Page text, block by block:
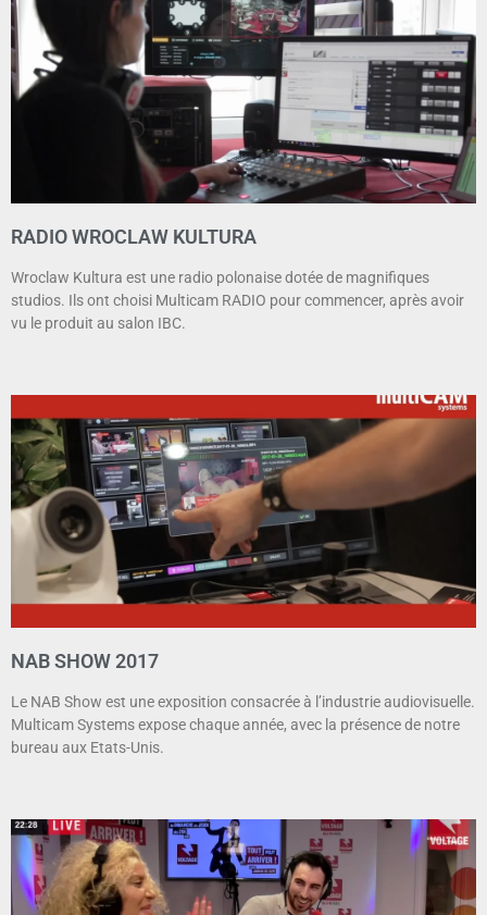
RADIO WROCLAW KULTURA
Wroclaw Kultura est une radio polonaise dotée de magnifiques
studios. Ils ont choisi Multicam RADIO pour commencer, après avoir
vu le produit au salon IBC.
NAB SHOW 2017
Le NAB Show est une exposition consacrée à l’industrie audiovisuelle.
Multicam Systems expose chaque année, avec la présence de notre
bureau aux Etats-Unis.